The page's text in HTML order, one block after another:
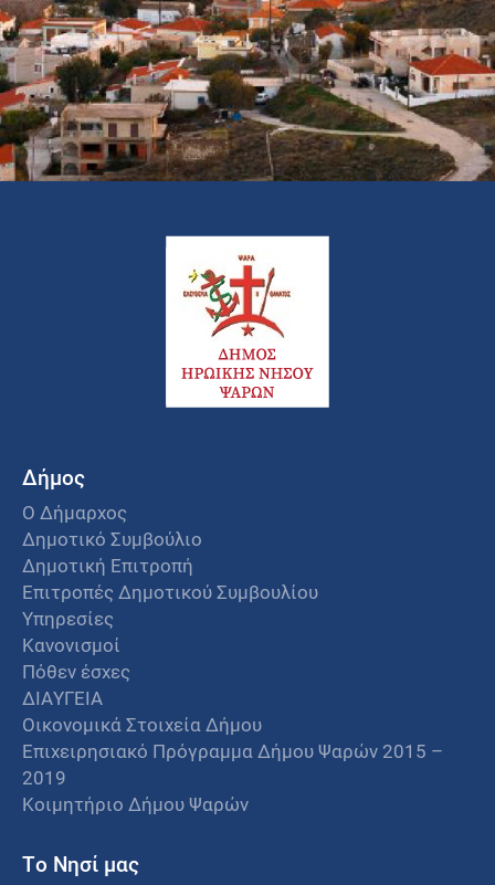
Δήμος
Ο Δήμαρχος
Δημοτικό Συμβούλιο
Δημοτική Επιτροπή
Επιτροπές Δημοτικού Συμβουλίου
Υπηρεσίες
Κανονισμοί
Πόθεν έσχες
ΔΙΑΥΓΕΙΑ
Οικονομικά Στοιχεία Δήμου
Επιχειρησιακό Πρόγραμμα Δήμου Ψαρών 2015 –
2019
Κοιμητήριο Δήμου Ψαρών
Το Νησί μας